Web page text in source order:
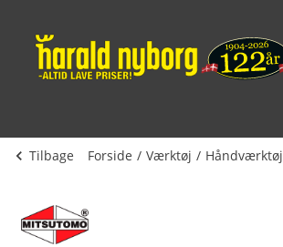
Tilbage Forside Værktøj Håndværktøj